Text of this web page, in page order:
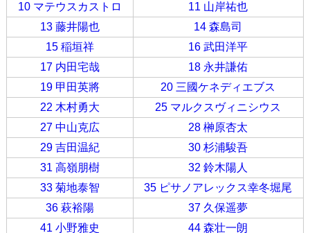
10 マテウスカストロ
11 山岸祐也
13 藤井陽也
14 森島司
15 稲垣祥
16 武田洋平
17 内田宅哉
18 永井謙佑
19 甲田英將
20 三國ケネディエブス
22 木村勇大
25 マルクスヴィニシウス
27 中山克広
28 榊原杏太
29 吉田温紀
30 杉浦駿吾
31 高嶺朋樹
32 鈴木陽人
33 菊地泰智
35 ピサノアレックス幸冬堀尾
36 萩裕陽
37 久保遥夢
41 小野雅史
44 森壮一朗